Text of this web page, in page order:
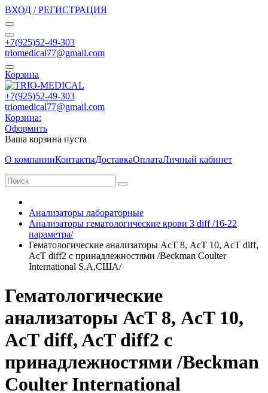
ВХОД / РЕГИСТРАЦИЯ
+7(925)52-49-303
triomedical77@gmail.com
Корзина
+7(925)52-49-303
triomedical77@gmail.com
Корзина:
Оформить
Ваша корзина пуста
О компанииКонтактыДоставкаОплатаЛичный кабинет
Анализаторы лабораторные
Анализаторы гематологические крови 3 diff /16-22
параметра/
Гематологические анализаторы АсТ 8, AcT 10, AcT diff,
AcT diff2 с принадлежностями /Beckman Coulter
International S.A,США/
Гематологические
анализаторы АсТ 8, AcT 10,
AcT diff, AcT diff2 с
принадлежностями /Beckman
Coulter International